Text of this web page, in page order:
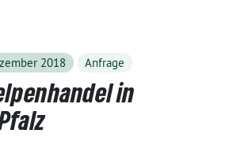
2018 Anfrage
in